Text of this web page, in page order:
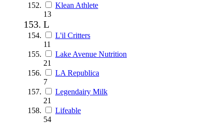
Klean Athlete
13
L
L'il Critters
11
Lake Avenue Nutrition
21
LA Republica
7
Legendairy Milk
21
Lifeable
54